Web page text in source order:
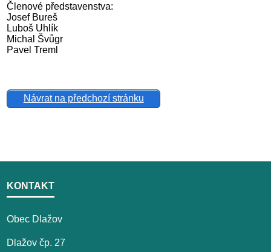
Členové představenstva:
Josef Bureš
Luboš Uhlík
Michal Švůgr
Pavel Treml
Návrat na předchozí stránku
KONTAKT
Obec Dlažov
Dlažov čp. 27